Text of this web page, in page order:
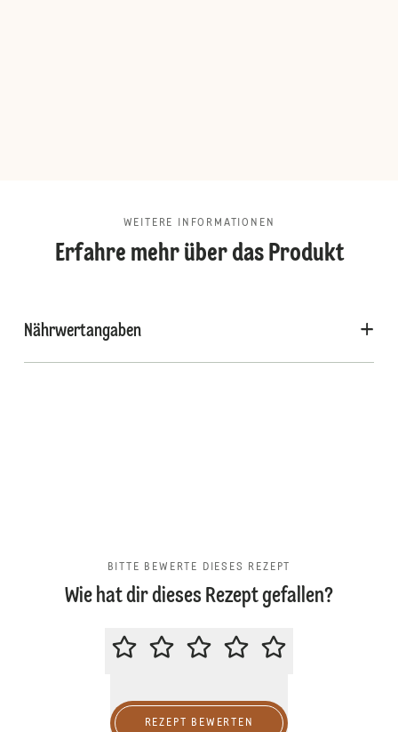
WEITERE INFORMATIONEN
Erfahre mehr über das Produkt
Nährwertangaben
BITTE BEWERTE DIESES REZEPT
Wie hat dir dieses Rezept gefallen?
BITTE BEWERTE DIESES REZEPT
REZEPT BEWERTEN